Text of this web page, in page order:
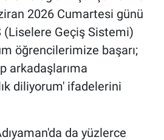
2026 Cumartesi günü
(Liselere Geçiş Sistemi)
öğrencilerimize başarı;
arkadaşlarıma
diliyorum' ifadelerini
da yüzlerce